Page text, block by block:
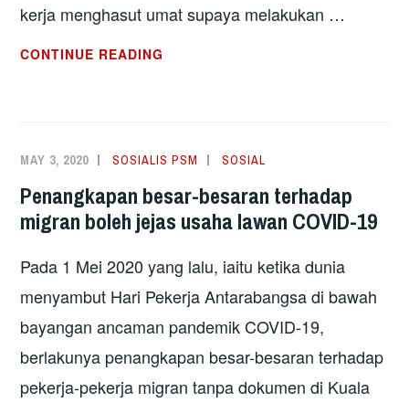
kerja menghasut umat supaya melakukan …
CONTINUE READING
TAMBAT
BULAN
RAMADHAN
MAY 3, 2020 SOSIALIS PSM SOSIAL
Penangkapan besar-besaran terhadap
migran boleh jejas usaha lawan COVID-19
Pada 1 Mei 2020 yang lalu, iaitu ketika dunia
menyambut Hari Pekerja Antarabangsa di bawah
bayangan ancaman pandemik COVID-19,
berlakunya penangkapan besar-besaran terhadap
pekerja-pekerja migran tanpa dokumen di Kuala